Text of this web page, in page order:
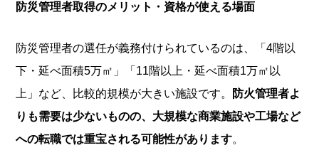
防災管理者取得のメリット・資格が使える場面
防災管理者の選任が義務付けられているのは、「4階以
下・延べ面積5万㎡」「11階以上・延べ面積1万㎡以
上」など、比較的規模が大きい施設です。
防火管理者よ
りも需要は少ないものの、大規模な商業施設や工場など
への転職では重宝される可能性があります。